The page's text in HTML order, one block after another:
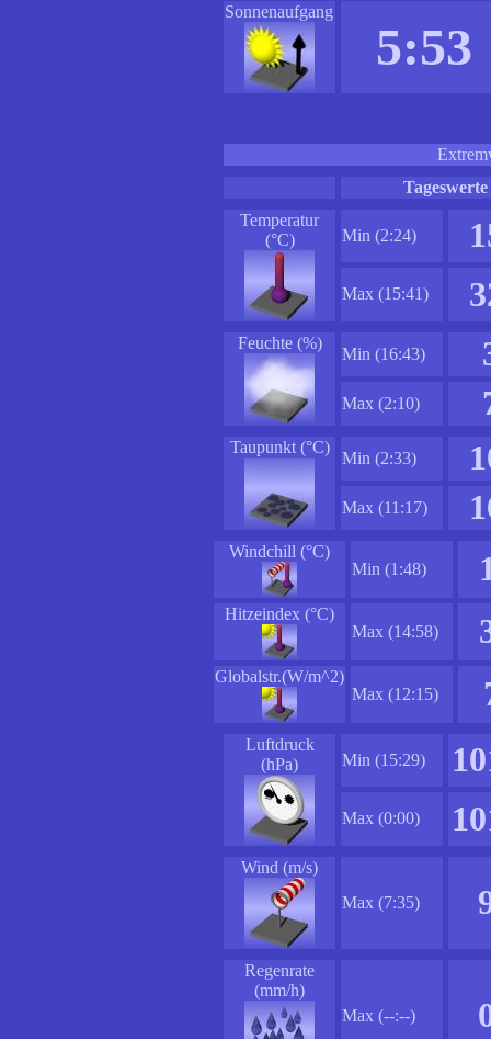
Sonnenaufgang
5:53
Tageswerte
Temperatur
(°C)
Min (2:24)
Max (15:41)
Feuchte (%)
Min (16:43)
Max (2:10)
Taupunkt (°C)
Min (2:33)
Max (11:17)
Windchill (°C)
Min (1:48)
Hitzeindex (°C)
Max (14:58)
Globalstr.(W/m^2)
Max (12:15)
Luftdruck
(hPa)
Min (15:29)
Max (0:00)
Wind (m/s)
Max (7:35)
Regenrate
(mm/h)
Max (--:--)